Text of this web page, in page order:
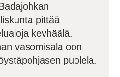
pittää
kevhäälä.
vasomisala oon
puolela.